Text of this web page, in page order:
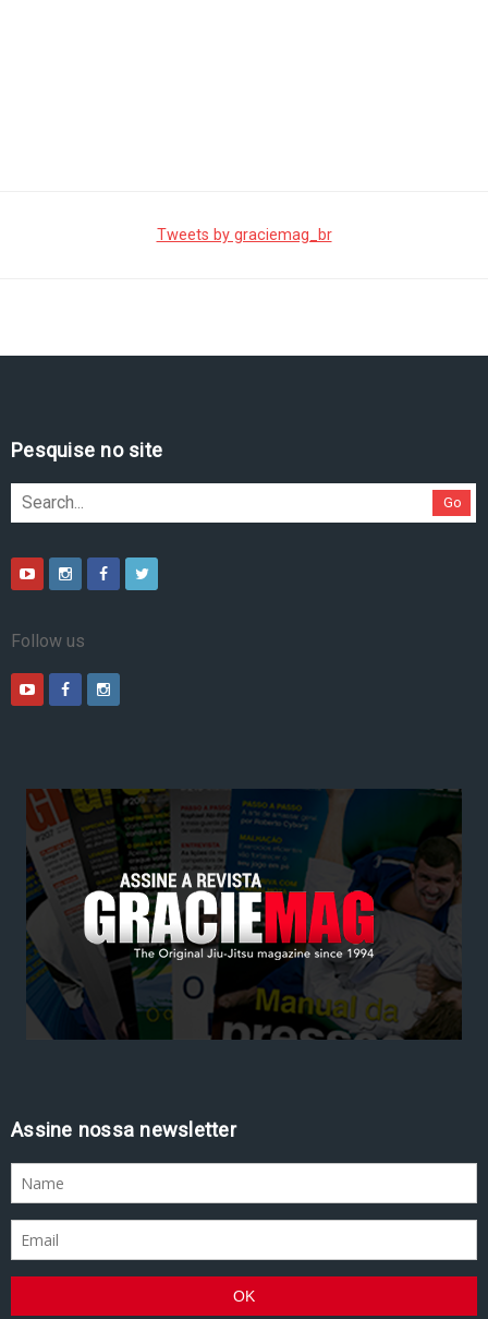
Tweets by graciemag_br
Pesquise no site
Go
Follow us
Assine nossa newsletter